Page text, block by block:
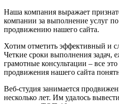
Наша компания выражает
компании за выполнение услуг
продвижению нашего сайта.
Хотим отметить эффективный и
Четкие сроки выполнения задач,
грамотные консультации – все
продвижения нашего сайта
Веб-студия занимается
несколько лет. Им удалось